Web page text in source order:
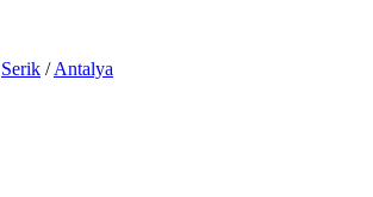
Serik /Antalya